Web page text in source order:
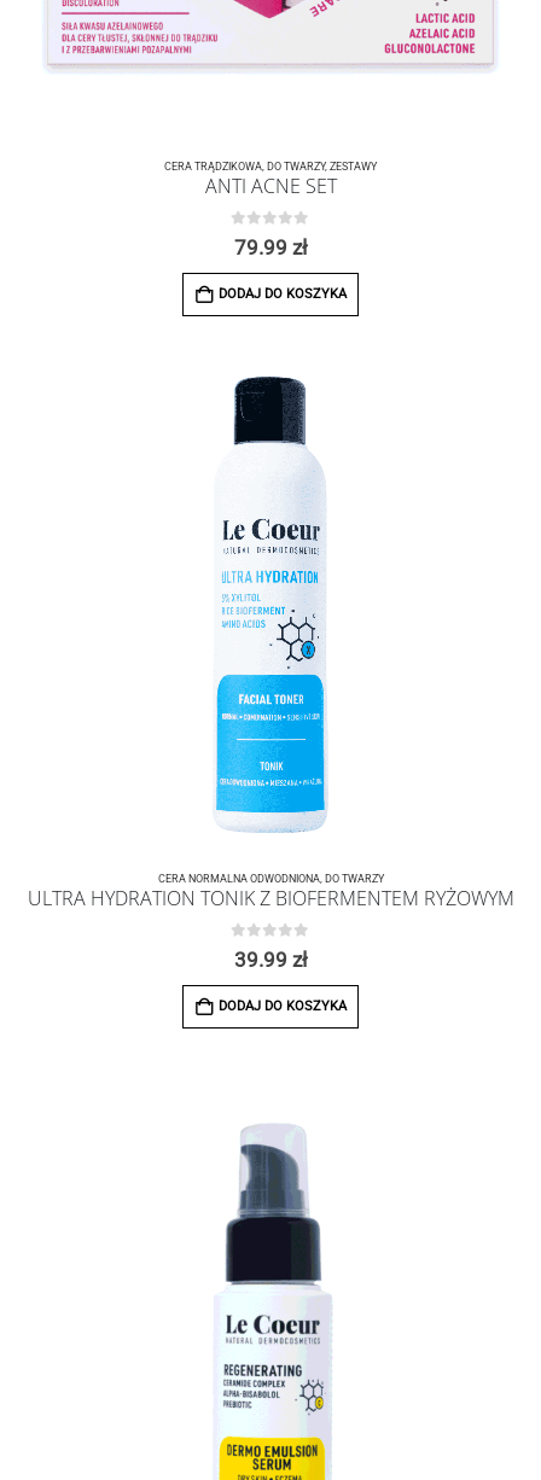
CERA TRĄDZIKOWA DO TWARZY, ZESTAWY
ANTI ACNE SET
0z 5
79.99 zł
DODAJ DO KOSZYKA
CERA NORMALNA ODWODNIONA, DO TWARZY
ULTRA HYDRATION TONIK Z BIOFERMENTEM RYŻOWYM
0z 5
39.99 zł
DODAJ DO KOSZYKA